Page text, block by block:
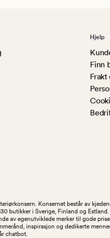
Hjelp
Finn
Frakt
Konsernet består av
butikker i Sverige, Finland og
av egenutviklede merker til gode
inspirasjon og dedikerte
chatbot.